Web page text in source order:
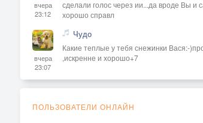
вчера
23:12
сделали голос через ии...да вроде Вы и
хорошо справл
вчера
23:07
Чудо
Какие теплые у тебя снежинки Вася:-
,искренне и хорошо+7
ПОЛЬЗОВАТЕЛИ ОНЛАЙН